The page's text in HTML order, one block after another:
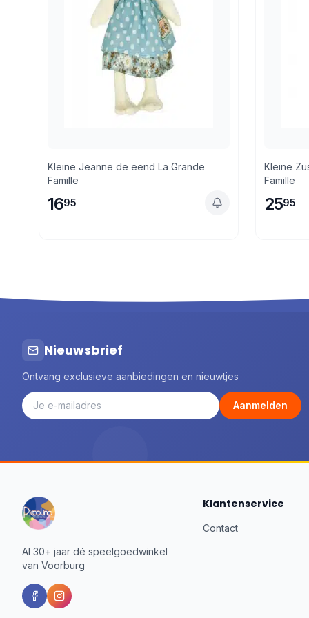
Kleine Jeanne de eend La Grande
Famille
1695
Kleine
Famille
2595
Nieuwsbrief
Ontvang exclusieve aanbiedingen en nieuwtjes
Aanmelden
Al 30+ jaar dé speelgoedwinkel
van Voorburg
Klantenservice
Contact